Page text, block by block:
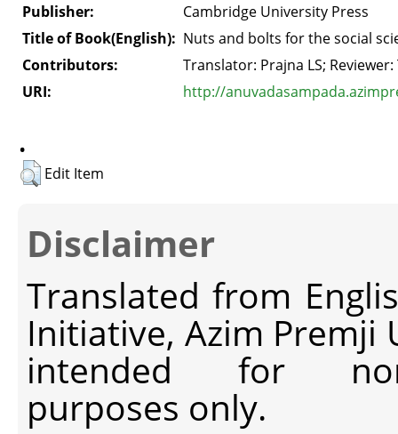
Publisher:
Cambridge University Press
Title of Book(English): Nuts and bolts for the social
Contributors:
Translator: Prajna LS;
URI:
http://
.
Edit Item
Disclaimer
Translated from
Initiative, Azim Premji
intended for non-
purposes only.